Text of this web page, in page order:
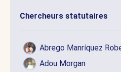
Chercheurs statutaires
Abrego Manríquez
Adou Morgan